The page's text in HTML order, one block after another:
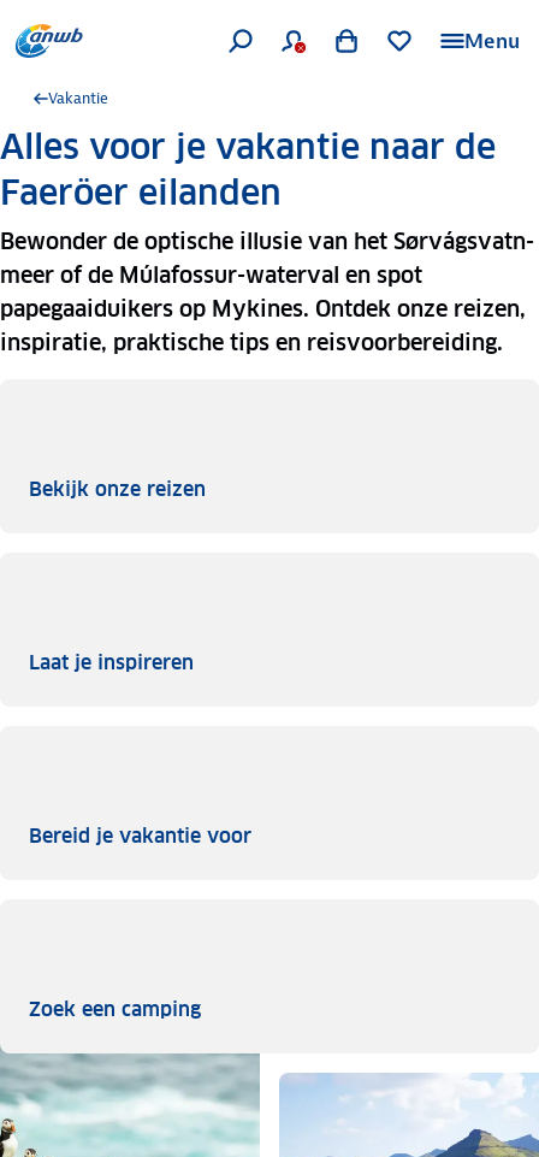
Menu
Vakantie
Alles voor je vakantie naar de
Faeröer eilanden
Bewonder de optische illusie van het Sørvágsvatn-
meer of de Múlafossur-waterval en spot
papegaaiduikers op Mykines. Ontdek onze reizen,
inspiratie, praktische tips en reisvoorbereiding.
Bekijk onze reizen
Laat je inspireren
Bereid je vakantie voorBereid je vakantie voor
Zoek een campingZoek een camping